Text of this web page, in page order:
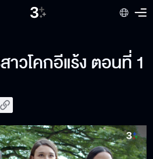
าวโคกอีแร้ง ตอนที่ 1